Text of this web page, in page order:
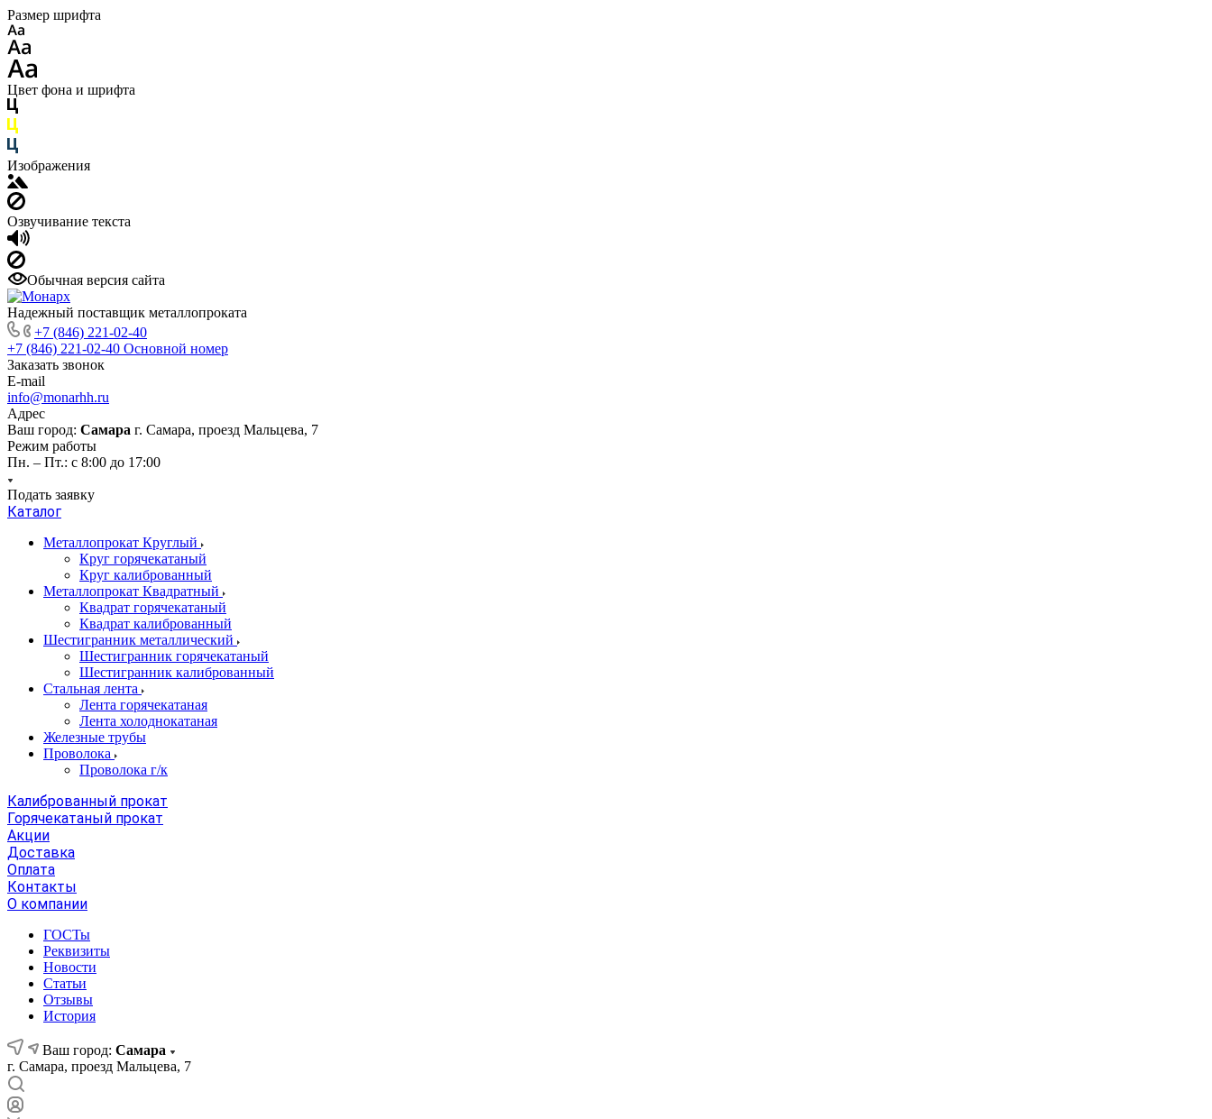
Размер шрифта
Цвет фона и шрифта
Изображения
Озвучивание текста
Обычная версия сайта
Надежный поставщик металлопроката
+7 (846) 221-02-40
+7 (846) 221-02-40 Основной номер
Заказать звонок
E-mail
info@monarhh.ru
Адрес
Ваш город: Самара г. Самара, проезд Мальцева, 7
Режим работы
Пн. – Пт.: с 8:00 до 17:00
Подать заявку
Каталог
Металлопрокат Круглый
Круг горячекатаный
Круг калиброванный
Металлопрокат Квадратный
Квадрат горячекатаный
Квадрат калиброванный
Шестигранник металлический
Шестигранник горячекатаный
Шестигранник калиброванный
Стальная лента
Лента горячекатаная
Лента холоднокатаная
Железные трубы
Проволока
Проволока г/к
Калиброванный прокат
Горячекатаный прокат
Акции
Доставка
Оплата
Контакты
О компании
ГОСТы
Реквизиты
Новости
Статьи
Отзывы
История
Ваш город: Самара
г. Самара, проезд Мальцева, 7